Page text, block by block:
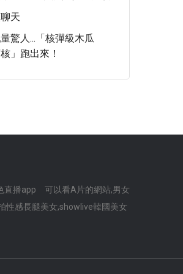
天
驚人...「核彈級木瓜
」跑出來！
直播app
可以看A片的網站,男女
性感長腿美女,showlive韓國美女